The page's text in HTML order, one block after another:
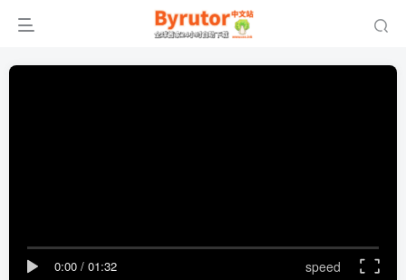
0:00 / 01:32 speed